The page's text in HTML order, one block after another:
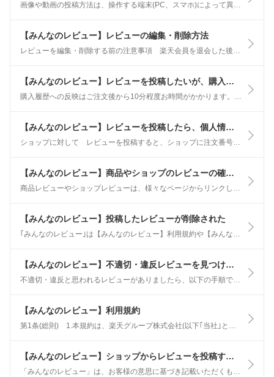
画像や動画の投稿方法は、操作する端末(PC、スマホ)によって異なります。ここではスマホでの操作を説明します。 レビューへの画像・動画投稿手順 1、購入履歴の｢商品レビューを書く｣をタップ 2、｢画像・動画を追加｣欄より、｢＋｣ボタンをタップ
【みんなのレビュー】レビューの編集・削除方法
レビューを編集・削除する前の注意事項 楽天会員を退会した後にレビューを編集・削除することはできません ご注文から365日経過後にレビューを編集することはできません。 削除したレビューを元に戻すことはできません。
【みんなのレビュー】レビューを投稿したいが、購入した商品が購入履歴に載っていない
購入履歴への反映はご注文後から10分程度お時間がかかります。 原則、お手元に商品が届いた後にレビューの投稿をお願いしておりますので、その頃には購入履歴に反映されております。 ※非会員でご購入の場合、購入後に会員登録を行ってもレビューを投稿することはできません。レビューを投稿する場合には、事前に楽天会員登録をお願いします。
【みんなのレビュー】レビューを投稿したら、個人情報はどこまで伝わりますか？
ショップに対して レビューを投稿すると、ショップに注文番号が通知されます。 お客様へのサポートが必要な場合など、ショップからお客様へご連絡する場合があります。予めご了承ください。 他のお客様に対して 投稿した内容は、他のお客様も確認ができます。
【みんなのレビュー】商品やショップのレビューの確認方法
商品レビューやショップレビューは、様々なページからリンクしています。 商品の購入を検討する際の参考にしてください。 ※ショップによってはレビューページに直接アクセスできるリンクを用意していない場合やページのデザインが異なりリンクが他の箇所にある場合があります。
【みんなのレビュー】投稿したレビューが削除された
｢みんなのレビュー｣は【みんなのレビュー】利用規約や【みんなのレビュー】投稿ガイドラインに沿って運営されております。 記載されている注意事項に該当していないかご確認ください。 また、以下の点に関しても、あわせてご確認ください。
【みんなのレビュー】不適切・違反レビューを見つけた場合
不適切・違反と思われるレビューがありましたら、以下の手順で報告してください。 1.「不適切レビュー報告」ページにアクセスします 不適切・違反と思われるレビューの「不適切レビュー報告」よりアクセスしてください。
【みんなのレビュー】利用規約
第1条(総則) 1.本規約は、楽天グループ株式会社(以下｢当社｣といいます)が運営する｢みんなのレビュー｣(以下｢本サービス｣といい、第２条第２号に定義します)を利用する者(以下｢利用者｣といいます)が、利用に際し遵守すべき事項を定めたものです。当社は、利用者が本サービスを利用した場合、本規約に同意したものとみなします。
【みんなのレビュー】ショップからレビューを投稿するように強要された
「みんなのレビュー」は、お客様の意思に基づき記載いただくものです。 そのため、必ずしもレビューを書き込まなければならないものではありません。 しかし、個々のショップにおいて行っている「商品到着後にレビューへの書き込みキャンペーン」を申し込んだことによって特典を受ける場合には、レビューの書き込みにご協力ください。